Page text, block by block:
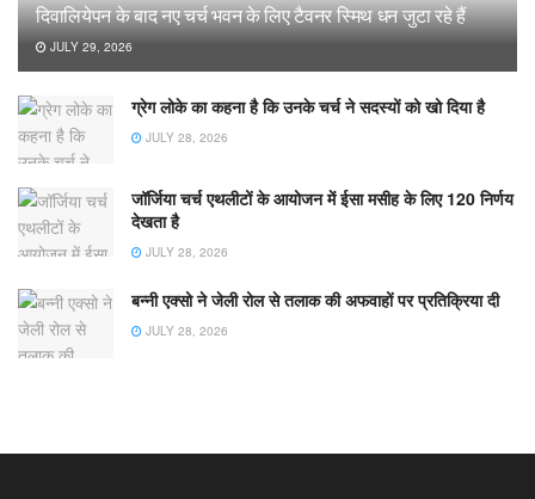
दिवालियेपन के बाद नए चर्च भवन के लिए टैवनर स्मिथ धन जुटा रहे हैं
JULY 29, 2026
ग्रेग लोके का कहना है कि उनके चर्च ने सदस्यों को खो दिया है
JULY 28, 2026
जॉर्जिया चर्च एथलीटों के आयोजन में ईसा मसीह के लिए 120 निर्णय
देखता है
JULY 28, 2026
बन्नी एक्सो ने जेली रोल से तलाक की अफवाहों पर प्रतिक्रिया दी
JULY 28, 2026